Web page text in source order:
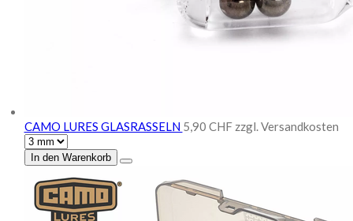
CAMO LURES GLASRASSELN 5,90 CHF zzgl. Versandkosten
In den Warenkorb